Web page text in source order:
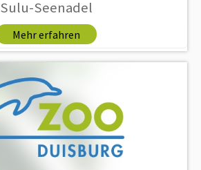
Sulu-Seenadel
Mehr erfahren